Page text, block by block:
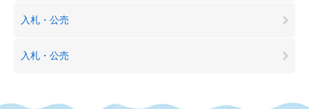
入札・公売
入札・公売